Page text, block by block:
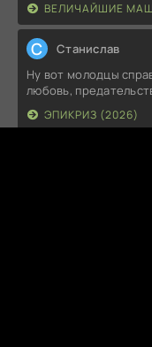
ВЕЛИЧАЙШИЕ
С Станислав
Ну вот молодцы
любовь,
ЭПИКРИЗ (2026)